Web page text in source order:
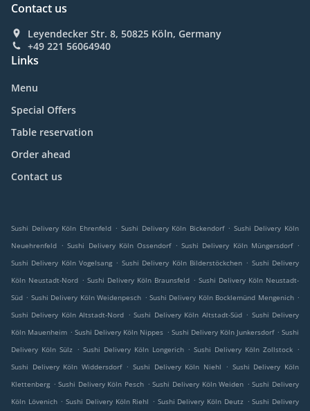
Contact us
Leyendecker Str. 8, 50825 Köln, Germany
+49 221 56064940
Links
Menu
Special Offers
Table reservation
Order ahead
Contact us
Sushi Delivery Köln Ehrenfeld . Sushi Delivery Köln Bickendorf . Sushi Delivery Köln
Neuehrenfeld . Sushi Delivery Köln Ossendorf . Sushi Delivery Köln Müngersdorf .
Sushi Delivery Köln Vogelsang . Sushi Delivery Köln Bilderstöckchen . Sushi Delivery
Köln Neustadt-Nord . Sushi Delivery Köln Braunsfeld . Sushi Delivery Köln Neustadt-
Süd . Sushi Delivery Köln Weidenpesch . Sushi Delivery Köln Bocklemünd Mengenich .
Sushi Delivery Köln Altstadt-Nord . Sushi Delivery Köln Altstadt-Süd . Sushi Delivery
Köln Mauenheim . Sushi Delivery Köln Nippes . Sushi Delivery Köln Junkersdorf . Sushi
Delivery Köln Sülz . Sushi Delivery Köln Longerich . Sushi Delivery Köln Zollstock .
Sushi Delivery Köln Widdersdorf . Sushi Delivery Köln Niehl . Sushi Delivery Köln
Klettenberg . Sushi Delivery Köln Pesch . Sushi Delivery Köln Weiden . Sushi Delivery
Köln Lövenich . Sushi Delivery Köln Riehl . Sushi Delivery Köln Deutz . Sushi Delivery